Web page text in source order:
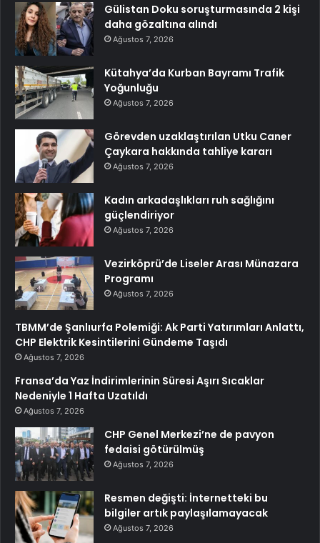
Gülistan Doku soruşturmasında 2 kişi
daha gözaltına alındı
Ağustos 7, 2026
Kütahya’da Kurban Bayramı Trafik
Yoğunluğu
Ağustos 7, 2026
Görevden uzaklaştırılan Utku Caner
Çaykara hakkında tahliye kararı
Ağustos 7, 2026
Kadın arkadaşlıkları ruh sağlığını
güçlendiriyor
Ağustos 7, 2026
Vezirköprü’de Liseler Arası Münazara
Programı
Ağustos 7, 2026
TBMM’de Şanlıurfa Polemiği: Ak Parti Yatırımları Anlattı,
CHP Elektrik Kesintilerini Gündeme Taşıdı
Ağustos 7, 2026
Fransa’da Yaz İndirimlerinin Süresi Aşırı Sıcaklar
Nedeniyle 1 Hafta Uzatıldı
Ağustos 7, 2026
CHP Genel Merkezi’ne de pavyon
fedaisi götürülmüş
Ağustos 7, 2026
Resmen değişti: İnternetteki bu
bilgiler artık paylaşılamayacak
Ağustos 7, 2026